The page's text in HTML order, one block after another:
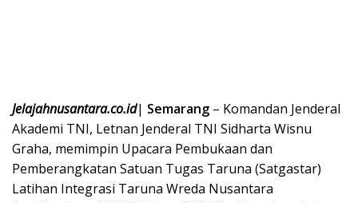
Jelajahnusantara.co.id| Semarang – Komandan Jenderal
Akademi TNI, Letnan Jenderal TNI Sidharta Wisnu
Graha, memimpin Upacara Pembukaan dan
Pemberangkatan Satuan Tugas Taruna (Satgastar)
Latihan Integrasi Taruna Wreda Nusantara